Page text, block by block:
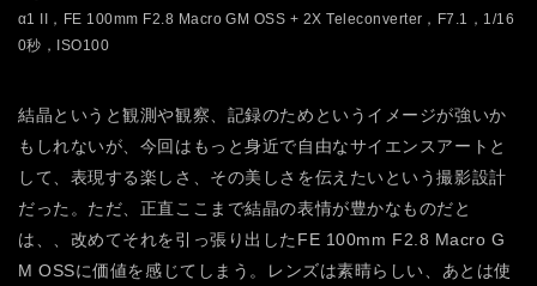
α1 II，FE 100mm F2.8 Macro GM OSS + 2X Teleconverter，F7.1，1/16
0秒，ISO100
結晶というと観測や観察、記録のためというイメージが強いか
もしれないが、今回はもっと身近で自由なサイエンスアートと
して、表現する楽しさ、その美しさを伝えたいという撮影設計
だった。ただ、正直ここまで結晶の表情が豊かなものだと
は、、改めてそれを引っ張り出したFE 100mm F2.8 Macro G
M OSSに価値を感じてしまう。レンズは素晴らしい、あとは使